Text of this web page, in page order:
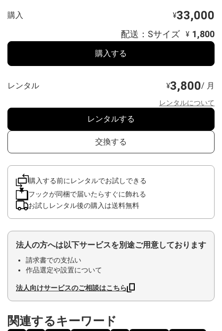
購入 ¥33,000
配送：Sサイズ ¥ 1,800
購入する
レンタル ¥3,800/ 月
レンタルについて
レンタルする
交換する
購入する前にレンタルでお試しできる
フックが同梱で届いたらすぐに飾れる
お試しレンタル後の購入は送料無料
法人の方へは以下サービスを別途ご用意しております
請求書での支払い
作品選定や設置について
法人向けサービスのご相談はこちら
関連するキーワード